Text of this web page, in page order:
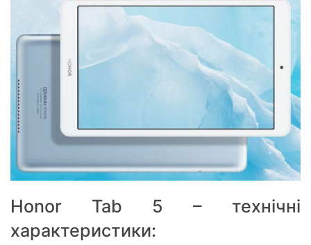
Honor Tab 5 – технічні
характеристики: